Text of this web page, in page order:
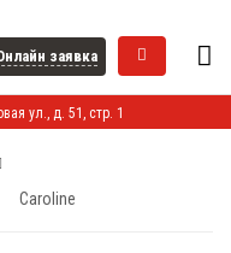
заявка
ул., д. 51, стр. 1
Caroline